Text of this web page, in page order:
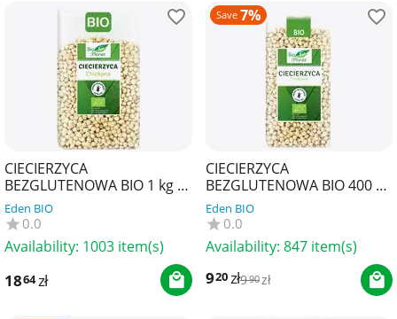
CIECIERZYCA
BEZGLUTENOWA BIO 1 kg -
BIO PLANET
Eden BIO
0.0
Availability: 1003 item(s)
1864zł
Save 7%
CIECIERZYCA
BEZGLUTENOWA BIO 400 g -
BIO PLANET
Eden BIO
0.0
Availability: 847 item(s)
920zł990zł